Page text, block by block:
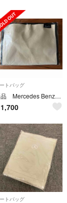
トバッグ
新品 Mercedes Benz メルセデス ベンツ キャンバストートバック
1,700
トバッグ